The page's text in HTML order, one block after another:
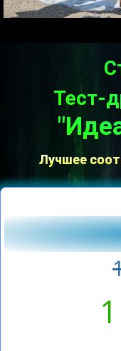
Тест-
Лучшее